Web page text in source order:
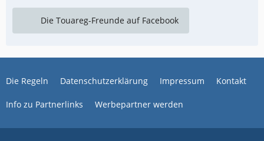
Die Touareg-Freunde auf Facebook
Die Regeln Datenschutzerklärung Impressum Kontakt
Info zu Partnerlinks Werbepartner werden